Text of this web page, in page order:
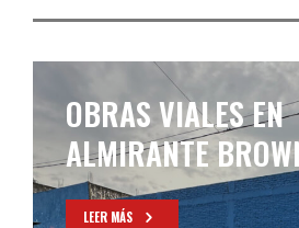
OBRAS VIALES EN
ALMIRANTE
LEER MÁS